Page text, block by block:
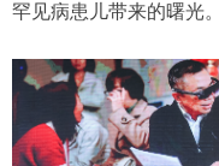
罕见病患儿带来的曙光。